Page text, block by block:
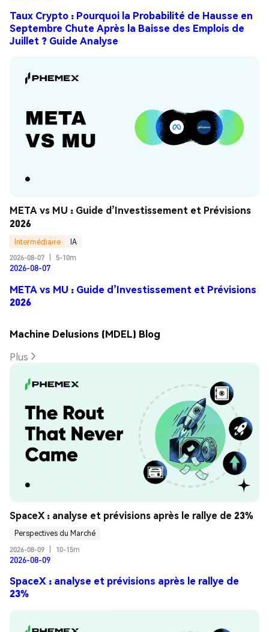
Taux Crypto : Pourquoi la Probabilité de Hausse en
Septembre Chute Après la Baisse des Emplois de
Juillet ? Guide Analyse
META vs MU : Guide d’Investissement et Prévisions
2026
Intermédiaire
IA
2026-08-07
5-10m
2026-08-07
META vs MU : Guide d’Investissement et Prévisions
2026
Machine Delusions (MDEL) Blog
Plus
SpaceX : analyse et prévisions après le rallye de 23%
Perspectives du Marché
2026-08-09
10-15m
2026-08-09
SpaceX : analyse et prévisions après le rallye de
23%